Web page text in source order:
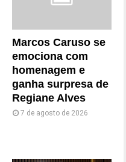
Marcos Caruso se
emociona com
homenagem e
ganha surpresa de
Regiane Alves
7 de agosto de 2026